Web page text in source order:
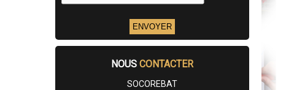
NOUS CONTACTER
SOCOREBAT